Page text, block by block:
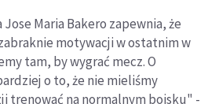
Maria Bakero zapewnia, że
motywacji w ostatnim w
tam, by wygrać mecz. O
o to, że nie mieliśmy
trenować na normalnym boisku" -